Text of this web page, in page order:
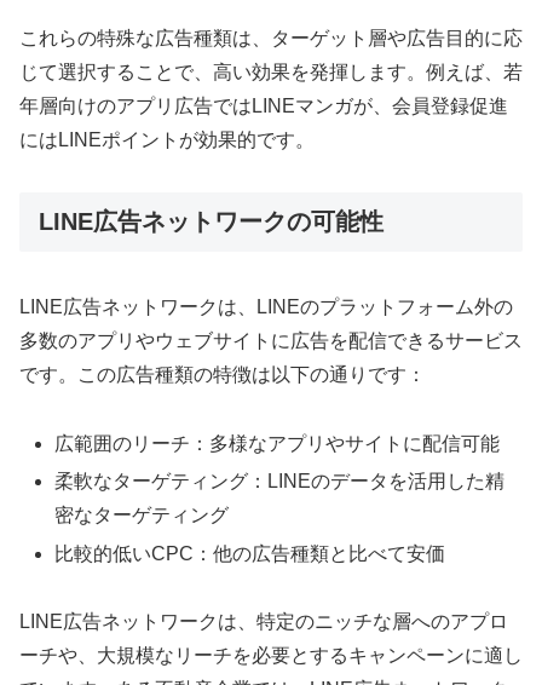
これらの特殊な広告種類は、ターゲット層や広告目的に応
じて選択することで、高い効果を発揮します。例えば、若
年層向けのアプリ広告ではLINEマンガが、会員登録促進
にはLINEポイントが効果的です。
LINE広告ネットワークの可能性
LINE広告ネットワークは、LINEのプラットフォーム外の
多数のアプリやウェブサイトに広告を配信できるサービス
です。この広告種類の特徴は以下の通りです：
広範囲のリーチ：多様なアプリやサイトに配信可能
柔軟なターゲティング：LINEのデータを活用した精
密なターゲティング
比較的低いCPC：他の広告種類と比べて安価
LINE広告ネットワークは、特定のニッチな層へのアプロ
ーチや、大規模なリーチを必要とするキャンペーンに適し